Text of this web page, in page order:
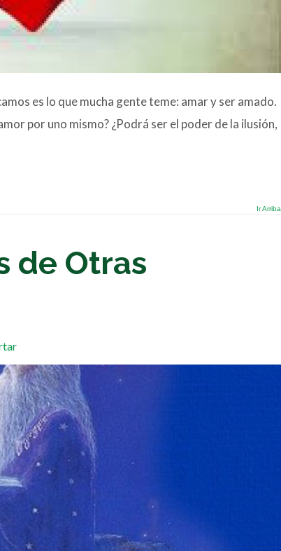
es lo que mucha gente teme: amar y ser amado.
por uno mismo? ¿Podrá ser el poder de la ilusión,
Ir Arriba
de Otras